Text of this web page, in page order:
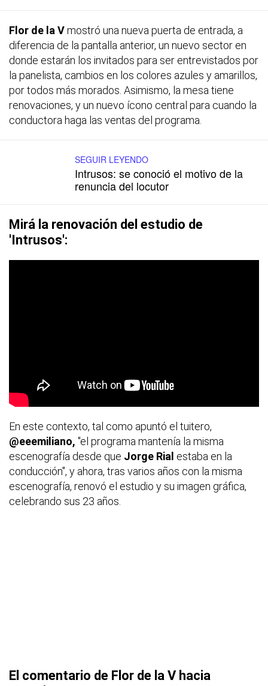
Flor de la Vmostró una nueva puerta de entrada, a
diferencia de la pantalla anterior, un nuevo sector en
donde estarán los invitados para ser entrevistados por
la panelista, cambios en los colores azules y amarillos,
por todos más morados. Asimismo, la mesa tiene
renovaciones, y un nuevo ícono central para cuando la
conductora haga las ventas del programa.
SEGUIR LEYENDO
Intrusos: se conoció el motivo de la
renuncia del locutor
Mirá la renovación del estudio de
'Intrusos':
En este contexto, tal como apuntó el tuitero,
@eeemiliano, "el programa mantenía la misma
escenografía desde que Jorge Rial estaba en la
conducción", y ahora, tras varios años con la misma
escenografía, renovó el estudio y su imagen gráfica,
celebrando sus 23 años.
El comentario de Flor de la V hacia